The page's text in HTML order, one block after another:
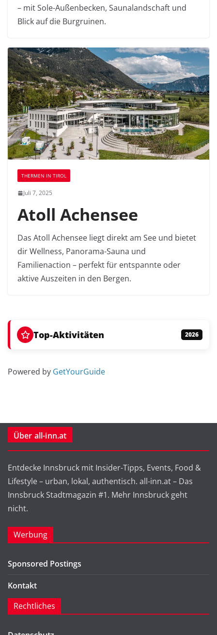
– mit Sole-Außenbecken, Saunalandschaft und
Blick auf die Burgruinen.
THERMEN IN TIROL
Juli 7, 2025
Atoll Achensee
Das Atoll Achensee liegt direkt am See und bietet
dir Wellness, Panorama-Sauna und
Familienaction – perfekt für entspannte oder
aktive Auszeiten in den Bergen.
Top-Aktivitäten 2026
Powered by GetYourGuide
Über all-inn.at
Entdecke Innsbruck mit Insider-Tipps, Events, Food &
Lifestyle – urban, lokal, authentisch. all-inn.at – Das
Innsbruck Stadtmagazin #1. Mehr Innsbruck geht
nicht.
Werbung
Sponsored Postings
Kontakt
Rechtliches